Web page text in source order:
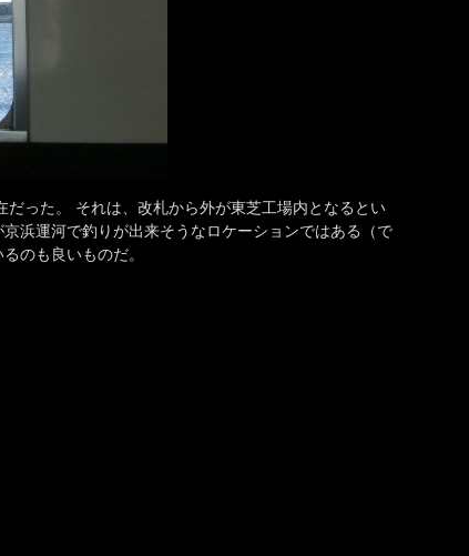
った。 それは、改札から外が東芝工場内となるとい
浜運河で釣りが出来そうなロケーションではある（で
のも良いものだ。